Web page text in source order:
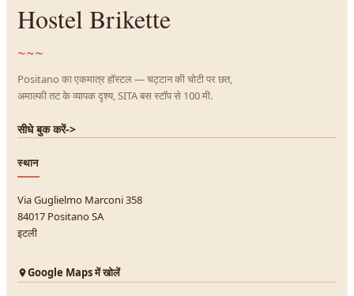
Hostel Brikette
~~~
Positano का एकमात्र हॉस्टल — चट्टान की चोटी पर छत,
अमाल्फी तट के व्यापक दृश्य, SITA बस स्टॉप से 100 मी.
सीधे बुक करें->
स्थान
Via Guglielmo Marconi 358
84017 Positano SA
इटली
Google Maps में खोलें